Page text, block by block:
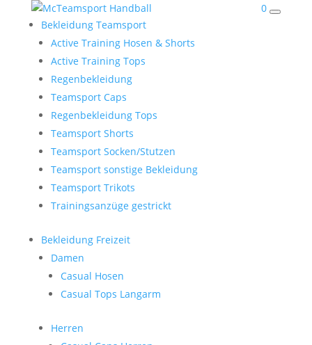
0
Bekleidung Teamsport
Active Training Hosen & Shorts
Active Training Tops
Regenbekleidung
Teamsport Caps
Regenbekleidung Tops
Teamsport Shorts
Teamsport Socken/Stutzen
Teamsport sonstige Bekleidung
Teamsport Trikots
Trainingsanzüge gestrickt
Bekleidung Freizeit
Damen
Casual Hosen
Casual Tops Langarm
Herren